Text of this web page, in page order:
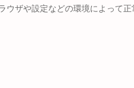
ウザや設定などの環境によって